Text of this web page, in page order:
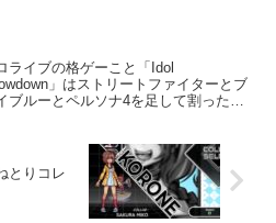
ライブの格ゲーこと「Idol
」はストリートファイターとブ
ブルーとペルソナ4を足して割ったよ
とりコレ